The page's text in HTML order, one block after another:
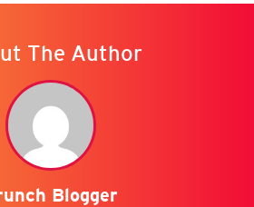
The Author
Blogger